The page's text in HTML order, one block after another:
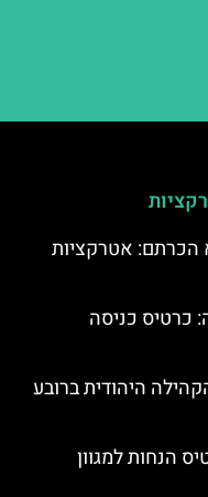
הכרתם: אטרקציות
כרטיס כניסה
היהודית ברובע
הנחות למגוון